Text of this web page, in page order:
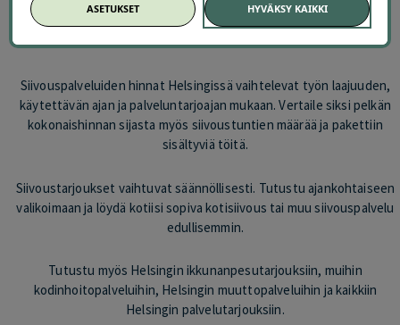
– millä alueella palvelu on käytettävissä
– onko suuremmasta asunnosta tai lisätöistä erillinen maksu
Siivouspalveluiden hinnat Helsingissä vaihtelevat työn laajuuden,
käytettävän ajan ja palveluntarjoajan mukaan. Vertaile siksi pelkän
kokonaishinnan sijasta myös siivoustuntien määrää ja pakettiin
sisältyviä töitä.
Siivoustarjoukset vaihtuvat säännöllisesti. Tutustu ajankohtaiseen
valikoimaan ja löydä kotiisi sopiva kotisiivous tai muu siivouspalvelu
edullisemmin.
Tutustu myös Helsingin ikkunanpesutarjouksiin, muihin
kodinhoitopalveluihin, Helsingin muuttopalveluihin ja kaikkiin
Helsingin palvelutarjouksiin.
ASETUKSET HYVÄKSY KAIKKI